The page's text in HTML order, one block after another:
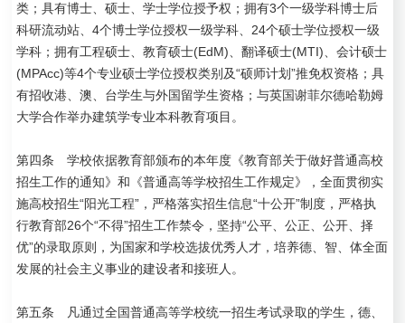
类；具有博士、硕士、学士学位授予权；拥有3个一级学科博士后
科研流动站、4个博士学位授权一级学科、24个硕士学位授权一级
学科；拥有工程硕士、教育硕士(EdM)、翻译硕士(MTI)、会计硕士
(MPAcc)等4个专业硕士学位授权类别及“硕师计划”推免权资格；具
有招收港、澳、台学生与外国留学生资格；与英国谢菲尔德哈勒姆
大学合作举办建筑学专业本科教育项目。
第四条 学校依据教育部颁布的本年度《教育部关于做好普通高校
招生工作的通知》和《普通高等学校招生工作规定》，全面贯彻实
施高校招生“阳光工程”，严格落实招生信息“十公开”制度，严格执
行教育部26个“不得”招生工作禁令，坚持“公平、公正、公开、择
优”的录取原则，为国家和学校选拔优秀人才，培养德、智、体全面
发展的社会主义事业的建设者和接班人。
第五条 凡通过全国普通高等学校统一招生考试录取的学生，德、